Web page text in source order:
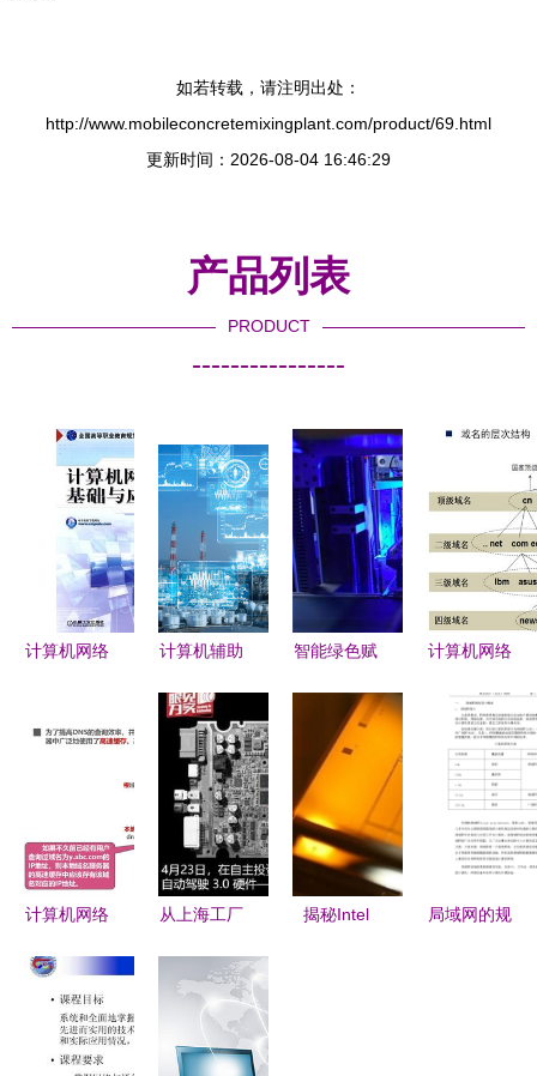
如若转载，请注明出处：
http://www.mobileconcretemixingplant.com/product/69.html
更新时间：2026-08-04 16:46:29
产品列表
PRODUCT
----------------
计算机网络
专著的核心
价值
计算机辅助
机网络技术
的融合与开
发应用
智能绿色赋
网络技术如
何助力制造
强省建设
计算机网络
精整理 | 第
六章 应用
层 计算机
网络技术的
核心枢纽
计算机网络
分析
从上海工厂
下一城 计
算机网络技
术的开发与
揭秘Intel
局域网的规